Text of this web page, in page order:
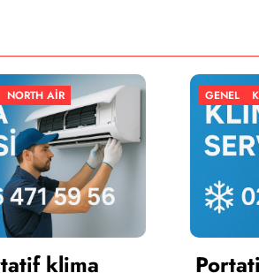
GENEL KLIMA NORTH AIR
Portatif klima fiyatları